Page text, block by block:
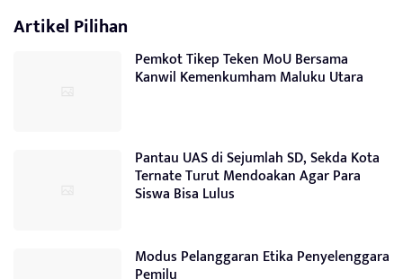
Artikel Pilihan
Pemkot Tikep Teken MoU Bersama
Kanwil Kemenkumham Maluku Utara
Pantau UAS di Sejumlah SD, Sekda Kota
Ternate Turut Mendoakan Agar Para
Siswa Bisa Lulus
Modus Pelanggaran Etika Penyelenggara